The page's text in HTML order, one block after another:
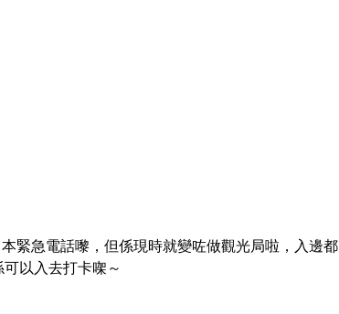
本緊急電話嚟，但係現時就變咗做觀光局啦，入邊都
以入去打卡㗎～